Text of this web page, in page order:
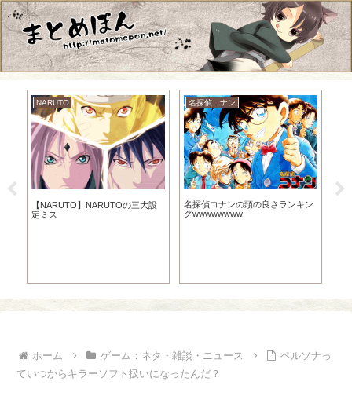
NARUTO
【NARUTO】NARUTOの三大設
定ミス
名探偵コナン
名探偵コナンの頭の良さランキン
グwwwwwwww
ホーム ゲーム：ネタ・雑談・ニュース
ペルソナっ
ていつからキラーソフト扱いになったんだ？